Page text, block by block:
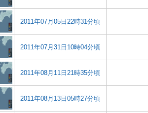
2011年07月05日22時31分頃
2011年07月31日10時04分頃
2011年08月11日21時35分頃
2011年08月13日05時27分頃